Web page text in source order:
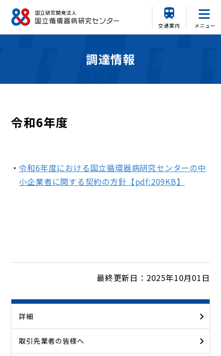
交通案内 メニュー
調達情報
令和6年度
令和6年度における国立循環器病研究センターの中
小企業者に関する契約の方針【pdf:209KB】
最終更新日：2025年10月01日
詳細
取引先業者の皆様へ